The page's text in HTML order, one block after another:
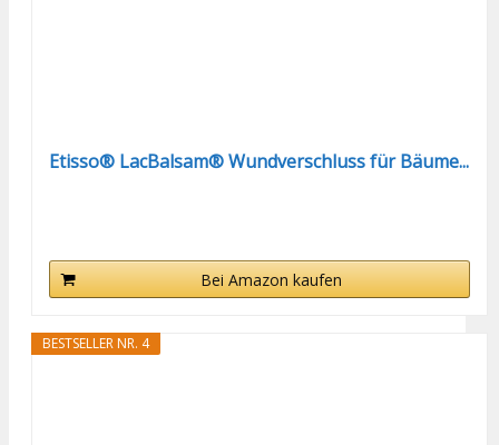
Etisso® LacBalsam® Wundverschluss für Bäume...
Bei Amazon kaufen
BESTSELLER NR. 4